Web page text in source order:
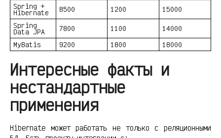
Spring +
Hibernate 8500 1200
15000
Spring
Data JPA 7800 1100
14000
MyBatis
9200 1800 18000
Интересные факты и
нестандартные
применения
Hibernate может работать не только с реляционными